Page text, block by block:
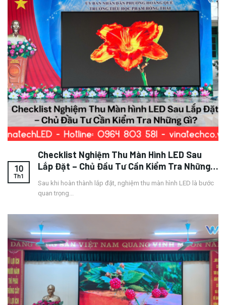
Checklist Nghiệm Thu Màn Hình LED Sau
Lắp Đặt – Chủ Đầu Tư Cần Kiểm Tra Những
Sau khi hoàn thành lắp đặt, nghiệm thu màn hình LED là bước
quan trọng...
10
Th1